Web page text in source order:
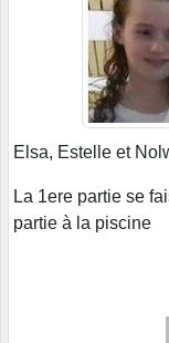
Elsa, Estelle et
La 1ere partie se
partie à la piscine